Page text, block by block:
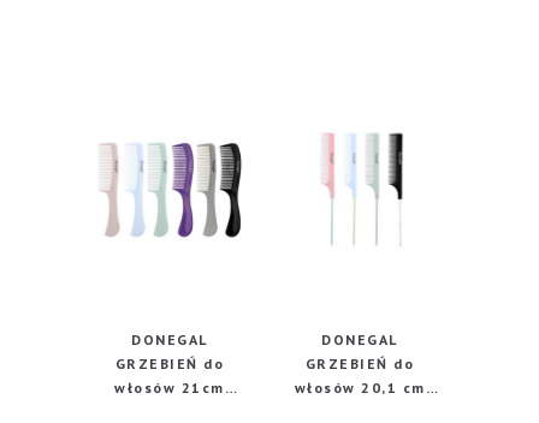
DONEGAL
GRZEBIEŃ do
włosów 21cm
DONEGAL
GRZEBIEŃ do
włosów 20,1 cm